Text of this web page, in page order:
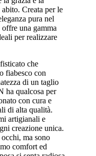
Creata per le
pura nel
una gamma
per realizzare
che
fiabesco con
di un taglio
ha qualcosa per
con cura e
di alta qualità.
artigianali e
creazione unica.
ma sono
comfort ed